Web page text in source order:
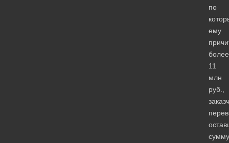
по
ему
более
11
млн
руб.,